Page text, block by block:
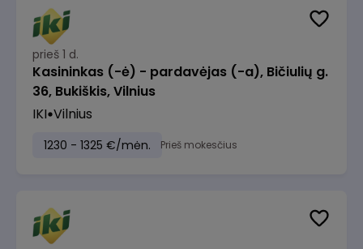
prieš 1 d.
Kasininkas (-ė) - pardavėjas (-a), Bičiulių g.
36, Bukiškis, Vilnius
IKI Vilnius
1230 - 1325 €/mėn. Prieš mokesčius